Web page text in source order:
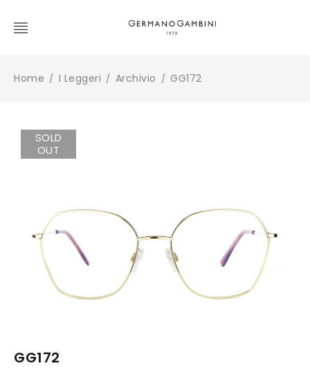
Home / I Leggeri / Archivio / GG172
SOLD
OUT
GG172